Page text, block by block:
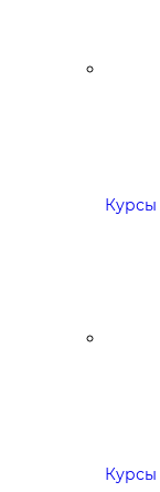
Курсы
Курсы